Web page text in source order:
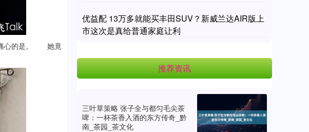
痛心的是。 她竟
优益配 13万多就能买丰田SUV？新威兰达AIR版上
市这次是真给普通家庭让利
推荐资讯
三叶草策略 张子全与都匀毛尖茶
啤：一杯茶香入酒的东方传奇_黔
南_茶园_茶文化